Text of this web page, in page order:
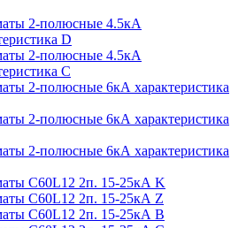
2-полюсные 4.5кА
D
2-полюсные 4.5кА
С
2-полюсные 6кА характеристика
2-полюсные 6кА характеристика
2-полюсные 6кА характеристика
C60L12 2п. 15-25кА K
C60L12 2п. 15-25кА Z
C60L12 2п. 15-25кА B